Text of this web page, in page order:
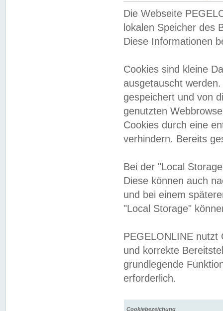
Die Webseite
lokalen Speicher des
Diese Informationen
Cookies sind kleine
ausgetauscht
gespeichert und von
genutzten
Cookies durch eine
verhindern. Bereits
Bei der "Local
Diese können auch
und bei einem
"Local Storage"
PEGELONLINE nutzt
und korrekte
grundlegende
erforderlich.
Cookiebezeichung